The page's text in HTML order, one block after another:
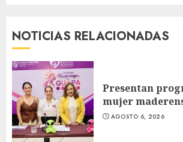
NOTICIAS RELACIONADAS
Presentan
mujer
AGOSTO 6, 2026